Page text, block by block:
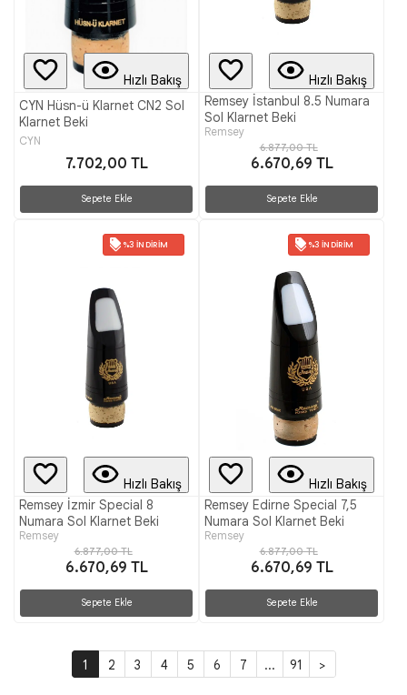
Hızlı Bakış
CYN Hüsn-ü Klarnet CN2 Sol
Klarnet Beki
CYN
7.702,00 TL
Sepete Ekle
Hızlı Bakış
Remsey İstanbul 8.5 Numara
Sol Klarnet Beki
Remsey
6.877,00 TL
6.670,69 TL
Sepete Ekle
%3 İNDIRIM
Hızlı Bakış
Remsey İzmir Special 8
Numara Sol Klarnet Beki
Remsey
6.877,00 TL
6.670,69 TL
Sepete Ekle
%3 İNDIRIM
Hızlı Bakış
Remsey Edirne Special 7,5
Numara Sol Klarnet Beki
Remsey
6.877,00 TL
6.670,69 TL
Sepete Ekle
1 2 3 4 5 6 7 ... 91 >